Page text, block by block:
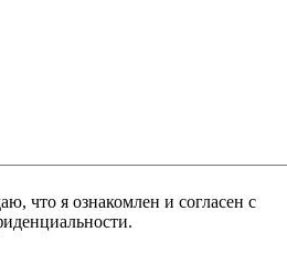
что я ознакомлен и согласен с